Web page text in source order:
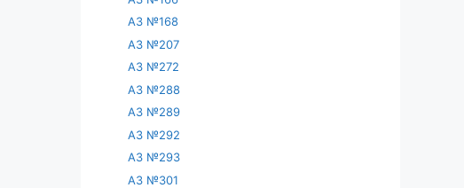
АЗ №168
АЗ №207
АЗ №272
АЗ №288
АЗ №289
АЗ №292
АЗ №293
АЗ №301